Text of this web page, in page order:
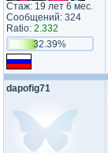
Стаж: 19 лет 6 мес.
Сообщений: 324
Ratio: 2.332
32.39%
dapofig71